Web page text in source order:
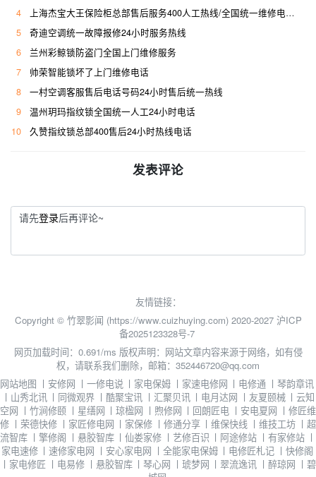
4
上海杰宝大王保险柜总部售后服务400人工热线/全国统一维修电话是多少
5
奇迪空调统一故障报修24小时服务热线
6
兰州彩鲸锁防盗门全国上门维修服务
7
帅荣智能锁坏了上门维修电话
8
一村空调客服售后电话号码24小时售后统一热线
9
温州玥玛指纹锁全国统一人工24小时电话
10
久赞指纹锁总部400售后24小时热线电话
发表评论
请先登录后再评论~
友情链接：
Copyright © 竹翠影闻 (https://www.cuizhuying.com) 2020-2027 沪ICP
备2025123328号-7
网页加载时间：0.691/ms 版权声明：网站文章内容来源于网络，如有侵
权，请联系我们删除，邮箱：352446720@qq.com
网站地图 丨 安修网 丨 一修电说 丨 家电保姆 丨 家速电修网 丨 电修通 丨琴韵章讯
丨 山秀北讯 丨 同微观界 丨 酷聚宝讯 丨 汇聚贝讯 丨 电月达网 丨 友夏颐械 丨云知
空网 丨 竹涧修颐 丨 星缮网 丨琼楹网 丨 煦修网 丨 回朗匠电 丨 安电夏网 丨 修匠维
修 丨 荣德快修 丨 家匠修电网 丨 家保修 丨 修通分享 丨维保快线 丨维技工坊 丨 超
流智库 丨 擎修阁 丨 悬胶智库 丨仙娄家修 丨 艺修百识 丨 阿途修站 丨 有家修站 丨
家电速修 丨 速修家电网 丨 安心家电网 丨 全能家电保姆 丨 电修匠札记 丨 快修阁
丨 家电修匠 丨 电易修 丨 悬胶智库 丨琴心网 丨 琥梦网 丨翠流逸讯 丨醉琼网 丨 碧